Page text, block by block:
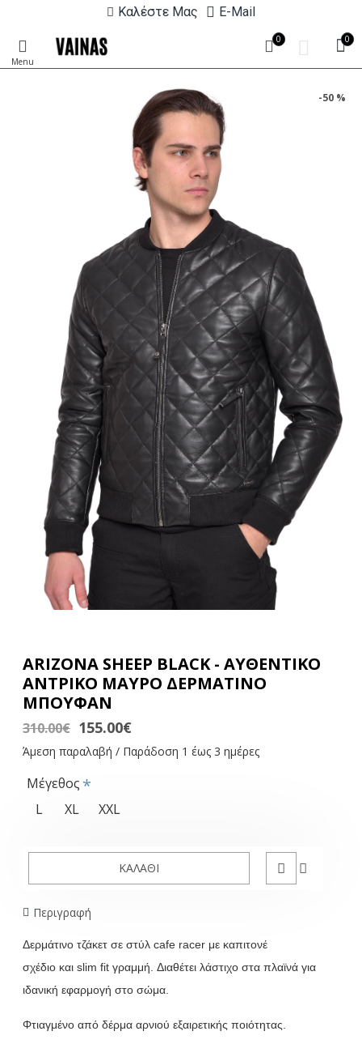
Καλέστε Μας E-Mail
0 0
-50 %
ARIZONA SHEEP BLACK - ΑΥΘΕΝΤΙΚΟ
ΑΝΤΡΙΚΟ ΜΑΥΡΟ ΔΕΡΜΑΤΙΝΟ
ΜΠΟΥΦΑΝ
Άμεση παραλαβή / Παράδοση 1 έως 3 ημέρες
155.00€
310.00€
Μέγεθος
L
XL XXL
ΚΑΛΆΘΙ
Περιγραφή
Δερμάτινο τζάκετ σε στύλ cafe racer με καπιτονέ
σχέδιο και slim fit γραμμή Διαθέτει λάστιχο στα πλαϊνά για
ιδανική εφαρμογή στο σώμα.
Φτιαγμένο από δέρμα αρνιού εξαιρετικής ποιότητας.